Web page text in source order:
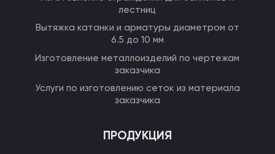
лестниц
Вытяжка катанки и арматуры диаметром от
6.5 до 10 мм
Изготовление металлоизделий по чертежам
заказчика
Услуги по изготовлению сеток из материала
заказчика
ПРОДУКЦИЯ